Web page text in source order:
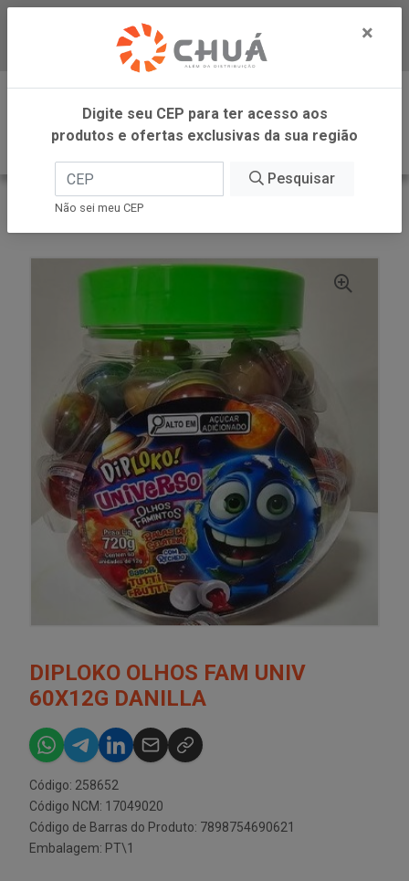
Baixe já nosso APP
0
INÍCIO
DANILLA FOODS
DIPLOKO OLHOS FAM UNIV
60X12G DANILLA
Código: 258652
Código NCM: 17049020
Código de Barras do Produto: 7898754690621
Embalagem: PT\1
×
Digite seu CEP para ter acesso aos
produtos e ofertas exclusivas da sua região
Pesquisar
Não sei meu CEP